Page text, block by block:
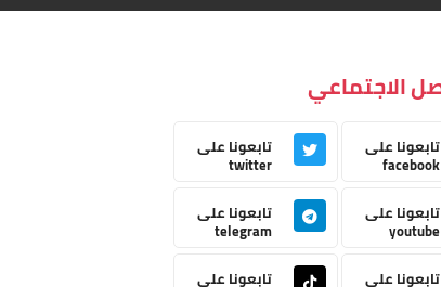
الاجتماعي
تابعونا على
facebook
تابعونا على
twitter
تابعونا على
youtube
تابعونا على
telegram
تابعونا على
تابعونا على